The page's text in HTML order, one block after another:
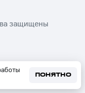
ПОНЯТНО
защищены